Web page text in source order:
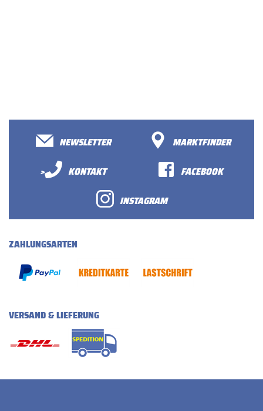
NEWSLETTER
MARKTFINDER
>
KONTAKT
FACEBOOK
INSTAGRAM
ZAHLUNGSARTEN
VERSAND & LIEFERUNG